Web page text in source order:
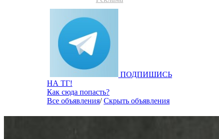
ПОДПИШИСЬ
НА ТГ!
Как сюда попасть?
Все объявления/Скрыть объявления